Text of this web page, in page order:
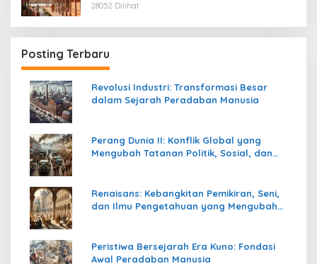
28052 Dilihat
Posting Terbaru
Revolusi Industri: Transformasi Besar
dalam Sejarah Peradaban Manusia
Perang Dunia II: Konflik Global yang
Mengubah Tatanan Politik, Sosial, dan
Renaisans: Kebangkitan Pemikiran, Seni,
dan Ilmu Pengetahuan yang Mengubah
Peristiwa Bersejarah Era Kuno: Fondasi
Awal Peradaban Manusia